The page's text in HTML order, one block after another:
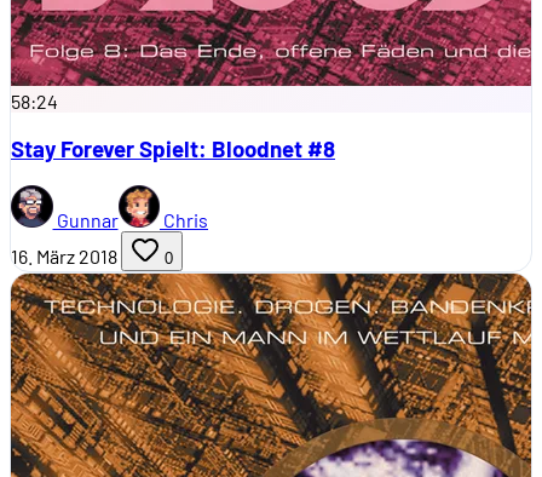
58:24
Stay Forever Spielt: Bloodnet #8
Gunnar
Chris
16. März 2018
0